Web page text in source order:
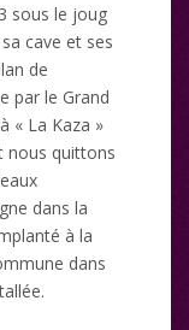
sous le joug
cave et ses
de
par le Grand
« La Kaza »
nous quittons
dans la
à la
dans